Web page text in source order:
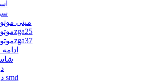
مینی
موتورگیربکسzga25
موتورگیربکسzga37
دیپ سوییچ smd